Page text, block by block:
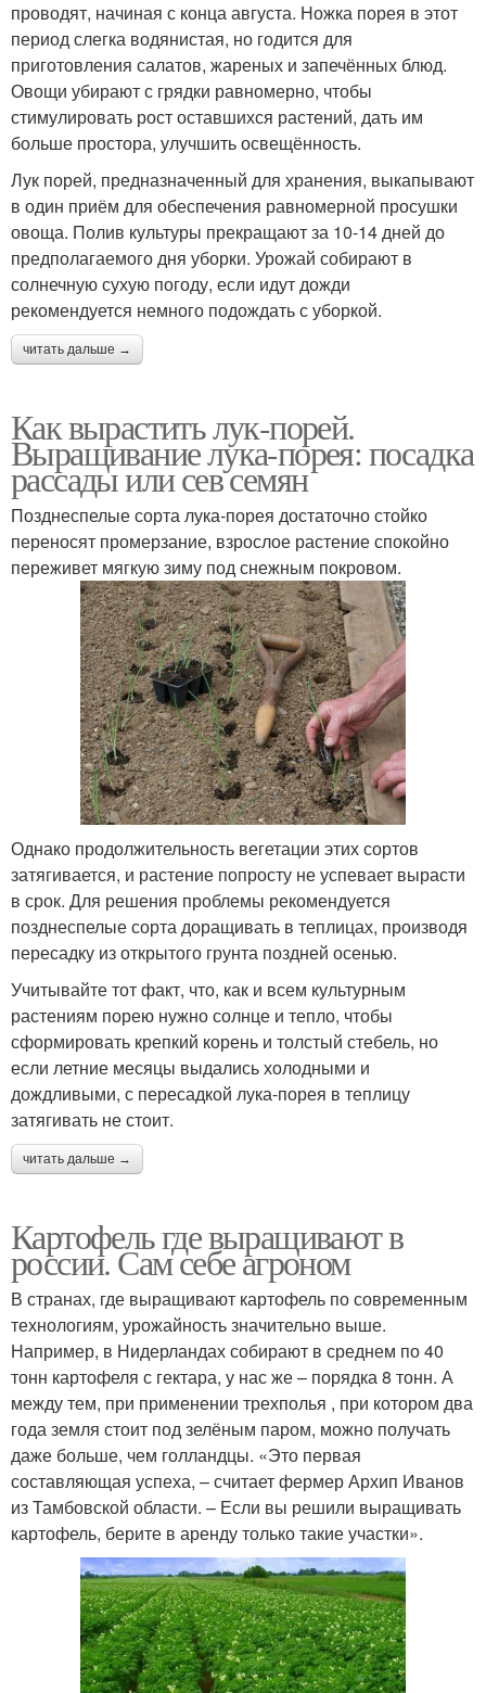
проводят, начиная с конца августа. Ножка порея в этот
период слегка водянистая, но годится для
приготовления салатов, жареных и запечённых блюд.
Овощи убирают с грядки равномерно, чтобы
стимулировать рост оставшихся растений, дать им
больше простора, улучшить освещённость.
Лук порей, предназначенный для хранения, выкапывают
в один приём для обеспечения равномерной просушки
овоща. Полив культуры прекращают за 10-14 дней до
предполагаемого дня уборки. Урожай собирают в
солнечную сухую погоду, если идут дожди
рекомендуется немного подождать с уборкой.
читать дальше →
Как вырастить лук-порей.
Выращивание лука-порея: посадка
рассады или сев семян
Позднеспелые сорта лука-порея достаточно стойко
переносят промерзание, взрослое растение спокойно
переживет мягкую зиму под снежным покровом.
Однако продолжительность вегетации этих сортов
затягивается, и растение попросту не успевает вырасти
в срок. Для решения проблемы рекомендуется
позднеспелые сорта доращивать в теплицах, производя
пересадку из открытого грунта поздней осенью.
Учитывайте тот факт, что, как и всем культурным
растениям порею нужно солнце и тепло, чтобы
сформировать крепкий корень и толстый стебель, но
если летние месяцы выдались холодными и
дождливыми, с пересадкой лука-порея в теплицу
затягивать не стоит.
читать дальше →
Картофель где выращивают в
россии. Сам себе агроном
В странах, где выращивают картофель по современным
технологиям, урожайность значительно выше.
Например, в Нидерландах собирают в среднем по 40
тонн картофеля с гектара, у нас же – порядка 8 тонн. А
между тем, при применении трехполья , при котором два
года земля стоит под зелёным паром, можно получать
даже больше, чем голландцы. «Это первая
составляющая успеха, – считает фермер Архип Иванов
из Тамбовской области. – Если вы решили выращивать
картофель, берите в аренду только такие участки».